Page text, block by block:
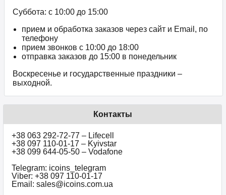
Суббота: с 10:00 до 15:00
прием и обработка заказов через сайт и Email, по
телефону
прием звонков c 10:00 до 18:00
отправка заказов до 15:00 в понедельник
Воскресенье и государственные праздники –
выходной.
Контакты
+38 063 292-72-77 – Lifecell
+38 097 110-01-17 – Kyivstar
+38 099 644-05-50 – Vodafone
Telegram: icoins_telegram
Viber: +38 097 110-01-17
Email: sales@icoins.com.ua